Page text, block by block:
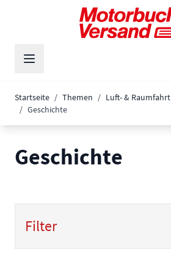
Zum Inhalt springen
Startseite / Themen / Luft- & Raumfahrt
/ Geschichte
Geschichte
Filter